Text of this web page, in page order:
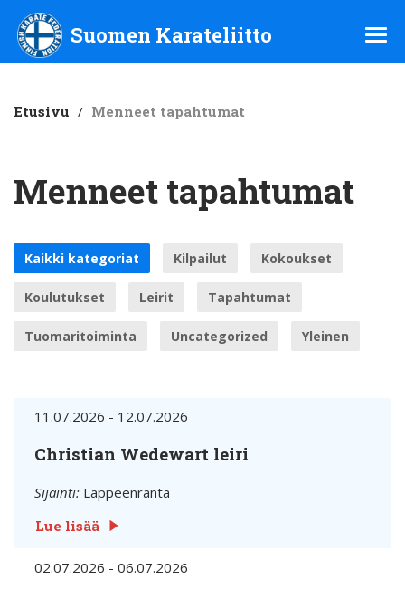
Suomen Karateliitto ry
Suomen Karateliitto
Etusivu / Menneet tapahtumat
Menneet tapahtumat
Kaikki kategoriat Kilpailut Kokoukset
Koulutukset Leirit Tapahtumat
Tuomaritoiminta Uncategorized Yleinen
11.07.2026 - 12.07.2026
Christian Wedewart leiri
Sijainti: Lappeenranta
Lue lisää
02.07.2026 - 06.07.2026